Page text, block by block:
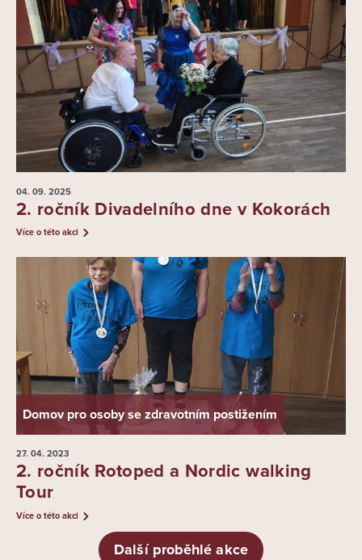
04. 09. 2025
2. ročník Divadelního dne v Kokorách
Více o této akci
Domov pro osoby se zdravotním postižením
27. 04. 2023
2. ročník Rotoped a Nordic walking
Tour
Více o této akci
Další proběhlé akce